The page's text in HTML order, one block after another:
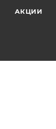
АКЦИИ